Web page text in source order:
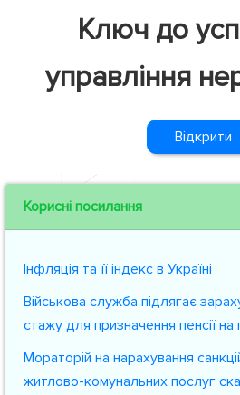
Ключ до
управління
Відкрити
Корисні посилання
Інфляція та її індекс в Україні
Військова служба підлягає
стажу для призначення пенсії на
Мораторій на нарахування
житлово-комунальних послуг